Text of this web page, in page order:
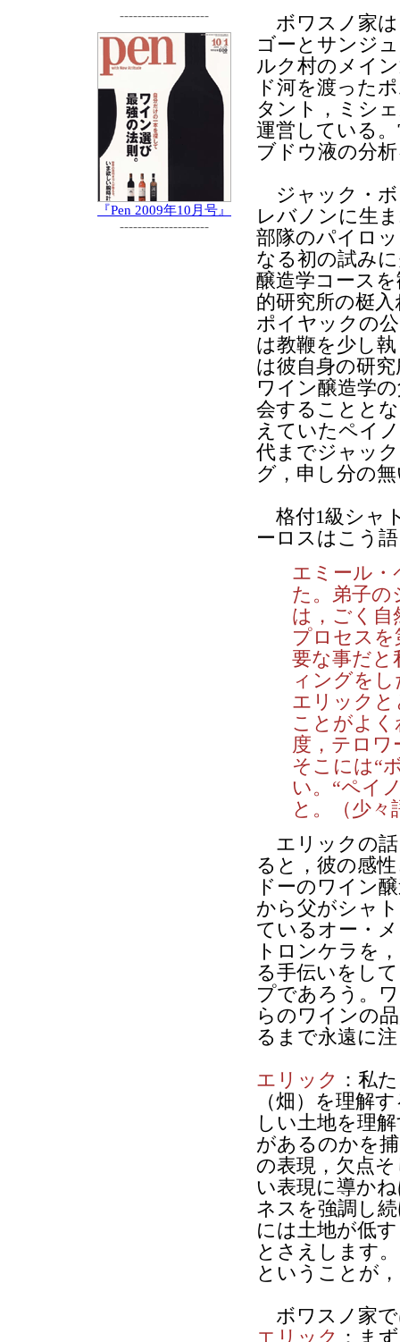
--------------------
『Pen 2009年10月号』
--------------------
ボワスノ家は
ゴーとサンジ
ルク村のメイ
ド河を渡った
タント，ミシ
運営している
ブドウ液の分
ジャック・ボ
レバノンに生
部隊のパイロ
なる初の試み
醸造学コース
的研究所の梃
ポイヤックの
は教鞭を少し
は彼自身の研
ワイン醸造学
会することと
えていたペイ
代までジャッ
グ，申し分の
格付1級シャ
ーロスはこう
エミール・
た。弟子
は，ごく
プロセス
要な事だと
ィングを
エリック
ことがよ
度，テロ
そこには“
い。“ペイ
と。（少
エリックの話
ると，彼の感
ドーのワイン
から父がシャ
ているオー・
トロンケラを
る手伝いをし
プであろう。
らのワインの
るまで永遠に
エリック ：私
（畑）を理解
しい土地を理
があるのかを
の表現，欠点
い表現に導か
ネスを強調し
には土地が低
とさえします
ということが
ボワスノ家で
エリック ：ま